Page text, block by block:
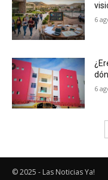
6
6
© 2025 - Las Noticias Ya!